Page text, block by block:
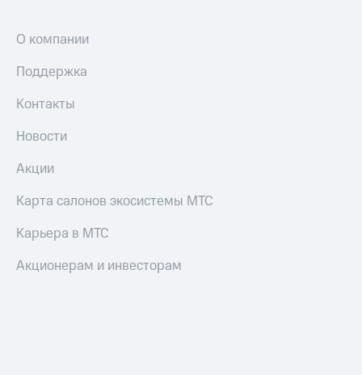
О компании
Поддержка
Контакты
Новости
Акции
Карта салонов экосистемы МТС
Карьера в МТС
Акционерам и инвесторам